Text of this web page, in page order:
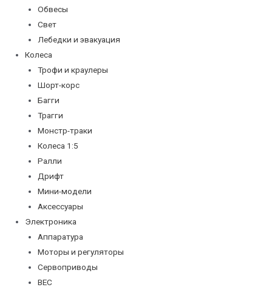
Обвесы
Свет
Лебедки и эвакуация
Колеса
Трофи и краулеры
Шорт-корс
Багги
Трагги
Монстр-траки
Колеса 1:5
Ралли
Дрифт
Мини-модели
Аксессуары
Электроника
Аппаратура
Моторы и регуляторы
Сервоприводы
BEC